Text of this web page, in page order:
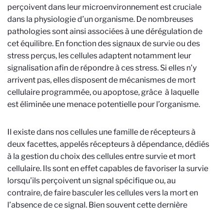
perçoivent dans leur microenvironnement est cruciale
dans la physiologie d’un organisme. De nombreuses
pathologies sont ainsi associées à une dérégulation de
cet équilibre. En fonction des signaux de survie ou des
stress perçus, les cellules adaptent notamment leur
signalisation afin de répondre à ces stress. Si elles n’y
arrivent pas, elles disposent de mécanismes de mort
cellulaire programmée, ou apoptose, grâce à laquelle
est éliminée une menace potentielle pour l’organisme.
Il existe dans nos cellules une famille de récepteurs à
deux facettes, appelés récepteurs à dépendance, dédiés
à la gestion du choix des cellules entre survie et mort
cellulaire. Ils sont en effet capables de favoriser la survie
lorsqu’ils perçoivent un signal spécifique ou, au
contraire, de faire basculer les cellules vers la mort en
l’absence de ce signal. Bien souvent cette dernière